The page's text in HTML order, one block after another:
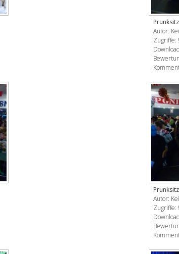
Autor:
Zugriffe:
Autor:
Zugriffe: